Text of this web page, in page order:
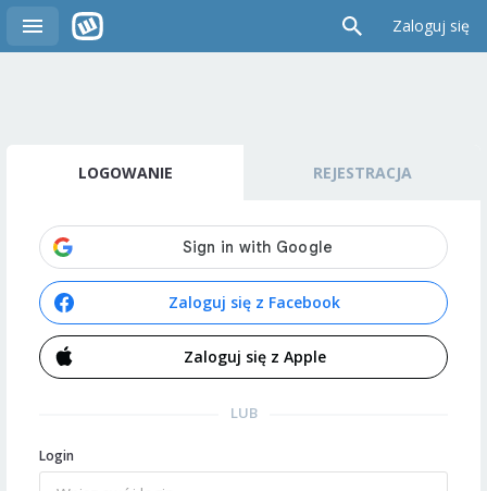
Zaloguj się
LOGOWANIE REJESTRACJA
Zaloguj się z Facebook
Zaloguj się z Apple
LUB
Login